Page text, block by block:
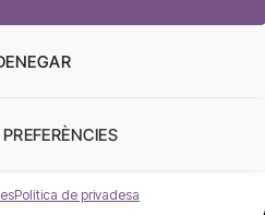
Política de privadesa